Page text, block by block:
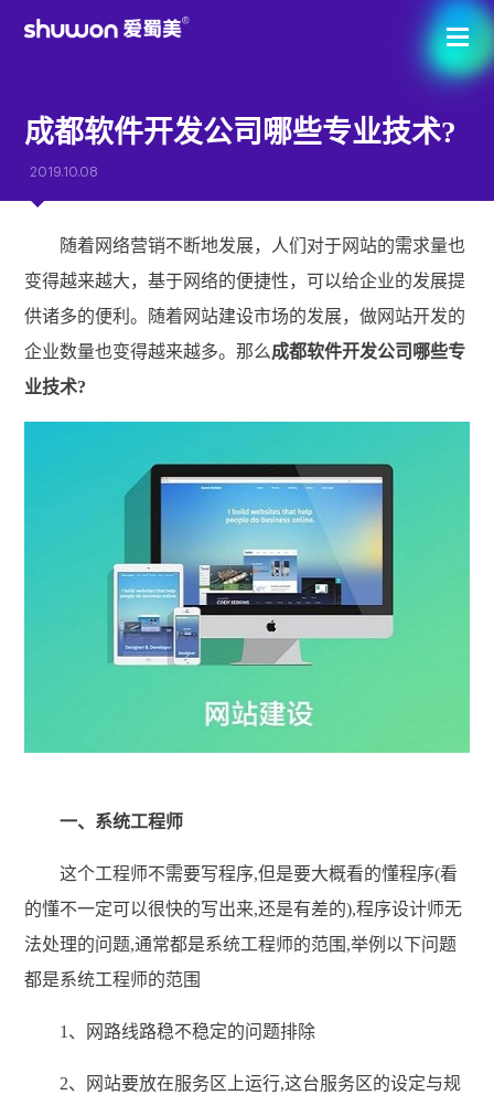
成都软件开发公司哪些专业技术?
2019.10.08
随着网络营销不断地发展，人们对于网站的需求量也
变得越来越大，基于网络的便捷性，可以给企业的发展提
供诸多的便利。随着网站建设市场的发展，做网站开发的
企业数量也变得越来越多。那么成都软件开发公司哪些专
业技术?
一、系统工程师
这个工程师不需要写程序,但是要大概看的懂程序(看
的懂不一定可以很快的写出来,还是有差的),程序设计师无
法处理的问题,通常都是系统工程师的范围,举例以下问题
都是系统工程师的范围
1、网路线路稳不稳定的问题排除
2、网站要放在服务区上运行,这台服务区的设定与规